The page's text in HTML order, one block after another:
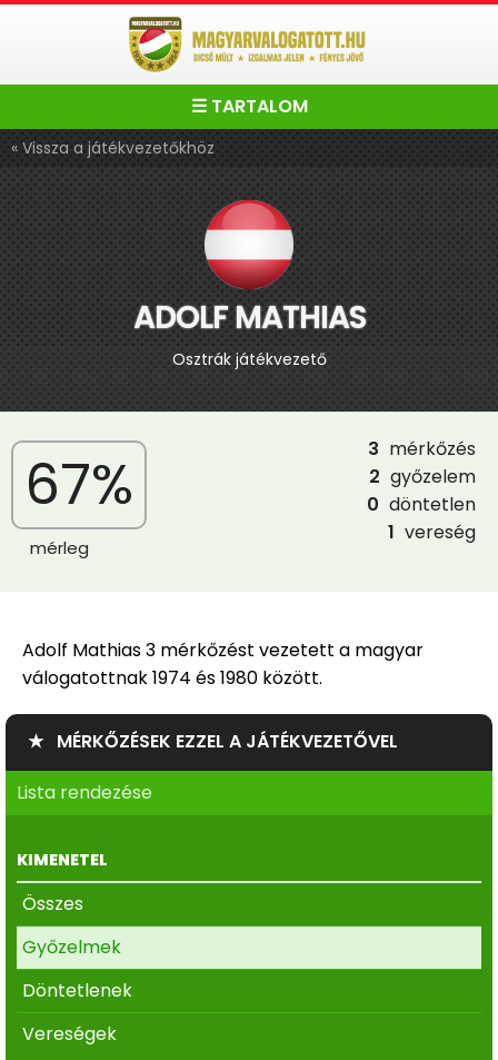
☰ TARTALOM
« Vissza a játékvezetőkhöz
ADOLF MATHIAS
Osztrák játékvezető
67%
mérleg
3 mérkőzés
2 győzelem
0 döntetlen
1 vereség
Adolf Mathias 3 mérkőzést vezetett a magyar
válogatottnak 1974 és 1980 között.
★ MÉRKŐZÉSEK EZZEL A JÁTÉKVEZETŐVEL
Lista rendezése
KIMENETEL
Összes
Győzelmek
Döntetlenek
Vereségek